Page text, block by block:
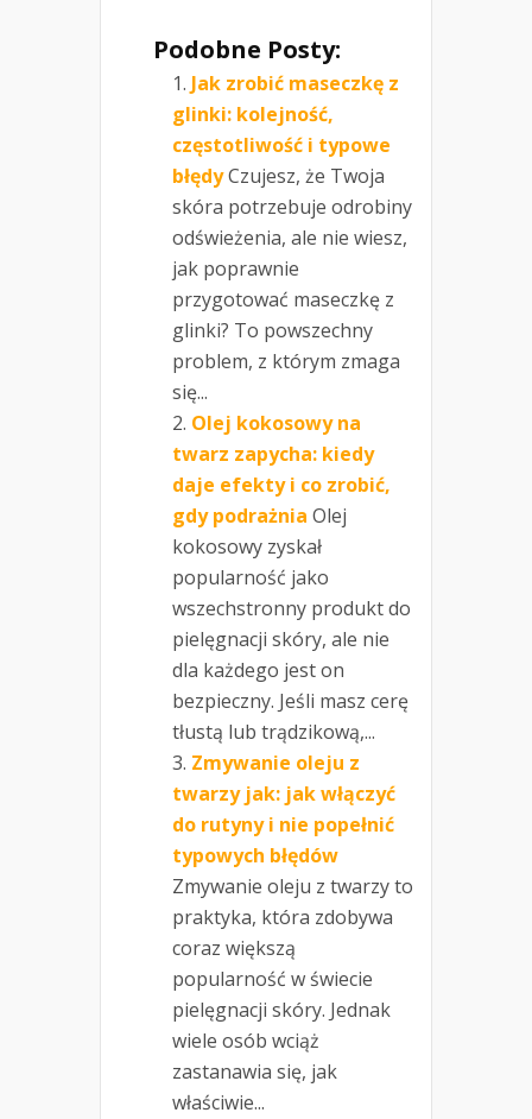
Podobne Posty:
Jak zrobić maseczkę z
glinki: kolejność,
częstotliwość i typowe
błędyCzujesz, że Twoja
skóra potrzebuje odrobiny
odświeżenia, ale nie wiesz,
jak poprawnie
przygotować maseczkę z
glinki? To powszechny
problem, z którym zmaga
się...
Olej kokosowy na
twarz zapycha: kiedy
daje efekty i co zrobić,
gdy podrażnia Olej
kokosowy zyskał
popularność jako
wszechstronny produkt do
pielęgnacji skóry, ale nie
dla każdego jest on
bezpieczny. Jeśli masz cerę
tłustą lub trądzikową,...
Zmywanie oleju z
twarzy jak: jak włączyć
do rutyny i nie popełnić
typowych błędów
Zmywanie oleju z twarzy to
praktyka, która zdobywa
coraz większą
popularność w świecie
pielęgnacji skóry. Jednak
wiele osób wciąż
zastanawia się, jak
właściwie...